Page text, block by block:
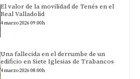
El valor de la movilidad de Tenés en el
Real Valladolid
4 marzo 2026 09:00h
Una fallecida en el derrumbe de un
edificio en Siete Iglesias de Trabancos
4 marzo 2026 08:00h